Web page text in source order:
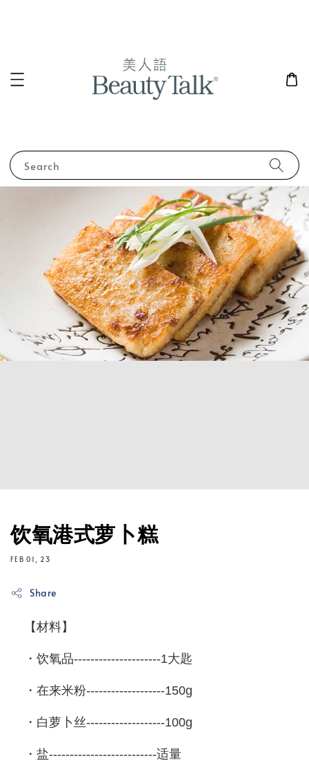
Search
饮氧港式萝卜糕
FEB 01, 23
Share
【材料】
・饮氧品---------------------1大匙
・在来米粉-------------------150g
・白萝卜丝-------------------100g
・盐--------------------------适量